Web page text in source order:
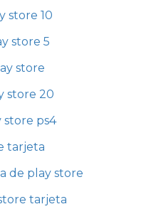
store 10
store 5
store
store 20
ps4
tarjeta
de play store
tarjeta